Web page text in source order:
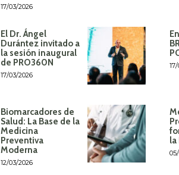
17/03/2026
El Dr. Ángel
Durántez invitado a
la sesión inaugural
de PRO360N
17/03/2026
Biomarcadores de
Salud: La Base de la
Medicina
Preventiva
Moderna
12/03/2026
la